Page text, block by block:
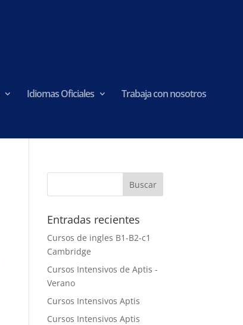
Idiomas Oficiales
Trabaja con nosotros
Entradas recientes
Cursos de ingles B1-B2-c1
Cambridge
Cursos Intensivos de Aptis -
Verano
Cursos Intensivos Aptis
Cursos Intensivos Aptis